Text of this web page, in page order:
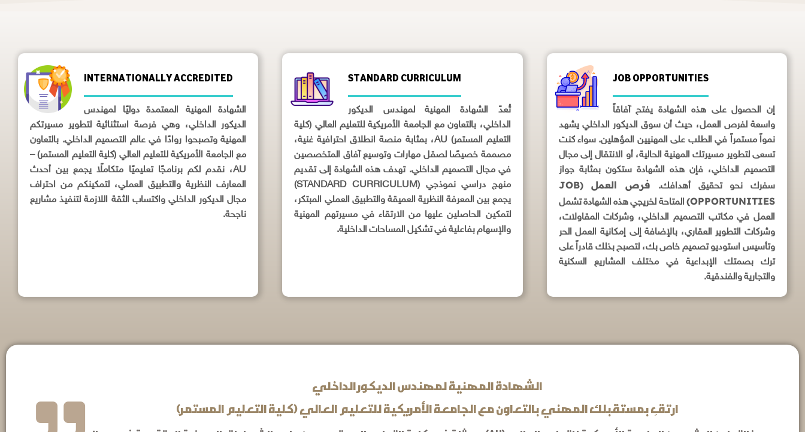
INTERNATIONALLY ACCREDITED
الشهادة المهنية المعتمدة دوليًا لمهندس
الديكور الداخلي، وهي فرصة استثنائية لتطوير مسيرتكم
المهنية وتصبحوا روادًا في عالم التصميم الداخلي. بالتعاون
مع الجامعة الأمريكية للتعليم العالي (كلية التعليم المستمر) –
AU، نقدم لكم برنامجًا تعليميًا متكاملًا يجمع بين أحدث
المعارف النظرية والتطبيق العملي، لتمكينكم من احتراف
مجال الديكور الداخلي واكتساب الثقة اللازمة لتنفيذ مشاريع
ناجحة.
STANDARD CURRICULUM
تُعدّ الشهادة المهنية لمهندس الديكور
الداخلي، بالتعاون مع الجامعة الأمريكية للتعليم العالي (كلية
التعليم المستمر) AU، بمثابة منصة انطلاق احترافية غنية،
مصممة خصيصًا لصقل مهارات وتوسيع آفاق المتخصصين
في مجال التصميم الداخلي. تهدف هذه الشهادة إلى تقديم
منهج دراسي نموذجي (STANDARD CURRICULUM)
يجمع بين المعرفة النظرية العميقة والتطبيق العملي المبتكر،
لتمكين الحاصلين عليها من الارتقاء في مسيرتهم المهنية
والإسهام بفاعلية في تشكيل المساحات الداخلية.
JOB OPPORTUNITIES
إن الحصول على هذه الشهادة يفتح آفاقاً
واسعة لفرص العمل، حيث أن سوق الديكور الداخلي يشهد
نمواً مستمراً في الطلب على المهنيين المؤهلين. سواء كنت
تسعى لتطوير مسيرتك المهنية الحالية، أو الانتقال إلى مجال
التصميم الداخلي، فإن هذه الشهادة ستكون بمثابة جواز
سفرك نحو تحقيق أهدافك.
فرص العمل (JOB
OPPORTUNITIES) المتاحة لخريجي هذه الشهادة تشمل
العمل في مكاتب التصميم الداخلي، وشركات المقاولات،
وشركات التطوير العقاري، بالإضافة إلى إمكانية العمل الحر
وتأسيس استوديو تصميم خاص بك، لتصبح بذلك قادراً على
ترك بصمتك الإبداعية في مختلف المشاريع السكنية
والتجارية والفندقية.
الشهادة المهنية لمهندس الديكور الداخلي
ارتقِ بمستقبلك المهني بالتعاون مع الجامعة الأمريكية للتعليم العالي (كلية التعليم المستمر)